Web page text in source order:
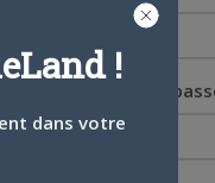
Mot de
!
dans votre